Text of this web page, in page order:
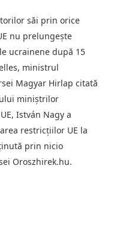
săi prin orice
nu prelungește
ucrainene după 15
ministrul
Magyar Hirlap citată
miniștrilor
István Nagy a
restricțiilor UE la
prin nicio
Oroszhirek.hu.